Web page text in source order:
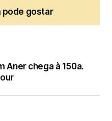
pode gostar
Aner chega à 150a.